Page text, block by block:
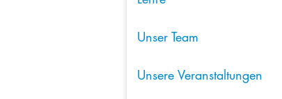
Unser Team
Unsere Veranstaltungen